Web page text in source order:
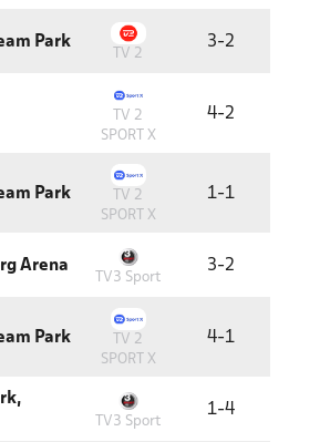
Park
TV 2
3-2
TV 2
SPORT X
4-2
Park
TV 2
SPORT X
1-1
Arena
TV3 Sport
3-2
Park
TV 2
SPORT X
4-1
TV3 Sport
1-4